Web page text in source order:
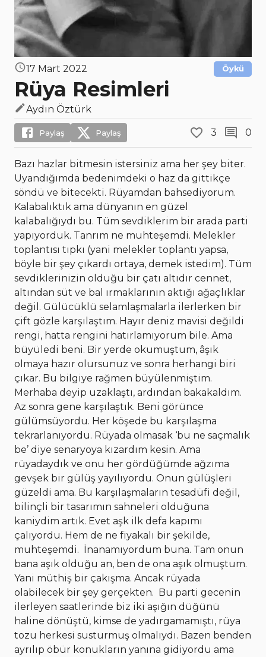
17 Mart 2022 Öykü
Rüya Resimleri
Aydın Öztürk
Paylaş Paylaş 3 0
Bazı hazlar bitmesin istersiniz ama her şey biter.
Uyandığımda bedenimdeki o haz da gittikçe
söndü ve bitecekti. Rüyamdan bahsediyorum.
Kalabalıktık ama dünyanın en güzel
kalabalığıydı bu. Tüm sevdiklerim bir arada parti
yapıyorduk. Tanrım ne muhteşemdi. Melekler
toplantısı tıpkı (yani melekler toplantı yapsa,
böyle bir şey çıkardı ortaya, demek istedim). Tüm
sevdiklerinizin olduğu bir çatı altıdır cennet,
altından süt ve bal ırmaklarının aktığı ağaçlıklar
değil. Gülücüklü selamlaşmalarla ilerlerken bir
çift gözle karşılaştım. Hayır deniz mavisi değildi
rengi, hatta rengini hatırlamıyorum bile. Ama
büyüledi beni. Bir yerde okumuştum, âşık
olmaya hazır olursunuz ve sonra herhangi biri
çıkar. Bu bilgiye rağmen büyülenmiştim.
Merhaba deyip uzaklaştı, ardından bakakaldım.
Az sonra gene karşılaştık. Beni görünce
gülümsüyordu. Her köşede bu karşılaşma
tekrarlanıyordu. Rüyada olmasak ‘bu ne saçmalık
be’ diye senaryoya kızardım kesin. Ama
rüyadaydık ve onu her gördüğümde ağzıma
gevşek bir gülüş yayılıyordu. Onun gülüşleri
güzeldi ama. Bu karşılaşmaların tesadüfi değil,
bilinçli bir tasarımın sahneleri olduğuna
kaniydim artık. Evet aşk ilk defa kapımı
çalıyordu. Hem de ne fiyakalı bir şekilde,
muhteşemdi. İnanamıyordum buna. Tam onun
bana aşık olduğu an, ben de ona aşık olmuştum.
Yani müthiş bir çakışma. Ancak rüyada
olabilecek bir şey gerçekten. Bu parti gecenin
ilerleyen saatlerinde biz iki aşığın düğünü
haline dönüştü, kimse de yadırgamamıştı, rüya
tozu herkesi susturmuş olmalıydı. Bazen benden
ayrılıp öbür konukların yanına gidiyordu ama